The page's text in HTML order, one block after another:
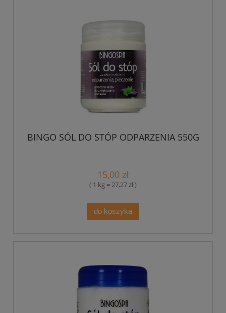
BINGO SÓL DO STÓP ODPARZENIA 550G
15,00 zł
( 1 kg = 27,27 zł )
do koszyka